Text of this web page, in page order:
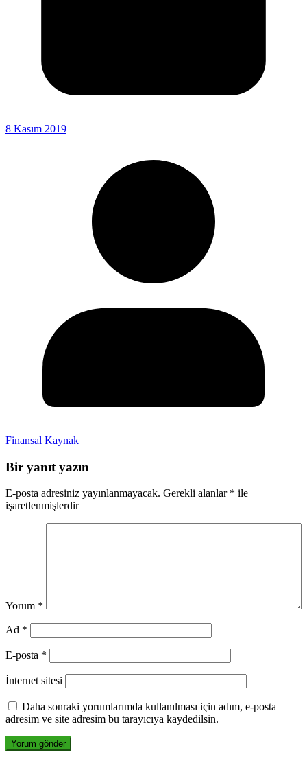
8 Kasım 2019
Finansal Kaynak
Bir yanıt yazın
E-posta adresiniz yayınlanmayacak. Gerekli alanlar * ile
işaretlenmişlerdir
Yorum *
Ad *
E-posta *
İnternet sitesi
Daha sonraki yorumlarımda kullanılması için adım, e-posta
adresim ve site adresim bu tarayıcıya kaydedilsin.